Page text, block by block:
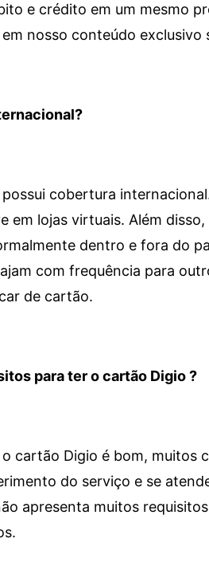
e crédito em um mesmo
nosso conteúdo exclusivo
cobertura
em lojas virtuais. Além
dentro e fora do
com frequência para
de cartão.
para ter o cartão Digio ?
cartão Digio é bom, muitos
do serviço e se
apresenta muitos